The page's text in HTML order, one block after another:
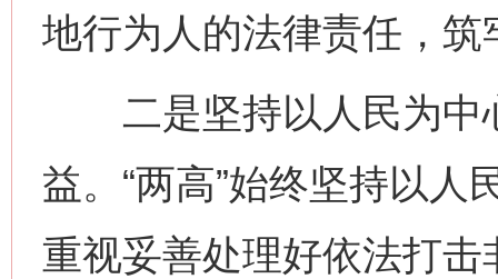
地行为人的法律责任，
二是坚持以人民为中
益。“两高”始终坚持以
重视妥善处理好依法打